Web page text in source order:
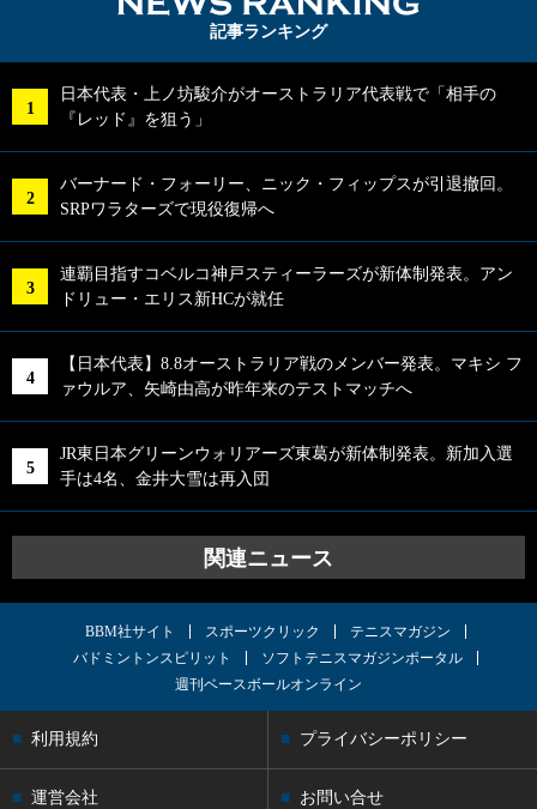
記事ランキング
日本代表・上ノ坊駿介がオーストラリア代表戦で「相手の
『レッド』を狙う」
バーナード・フォーリー、ニック・フィップスが引退撤回。
SRPワラターズで現役復帰へ
連覇目指すコベルコ神戸スティーラーズが新体制発表。アン
ドリュー・エリス新HCが就任
【日本代表】8.8オーストラリア戦のメンバー発表。マキシ フ
ァウルア、矢崎由高が昨年来のテストマッチへ
JR東日本グリーンウォリアーズ東葛が新体制発表。新加入選
手は4名、金井大雪は再入団
関連ニュース
BBM社サイト スポーツクリック
テニスマガジン
バドミントンスピリット
ソフトテニスマガジンポータル
週刊ベースボールオンライン
利用規約 プライバシーポリシー
運営会社 お問い合せ